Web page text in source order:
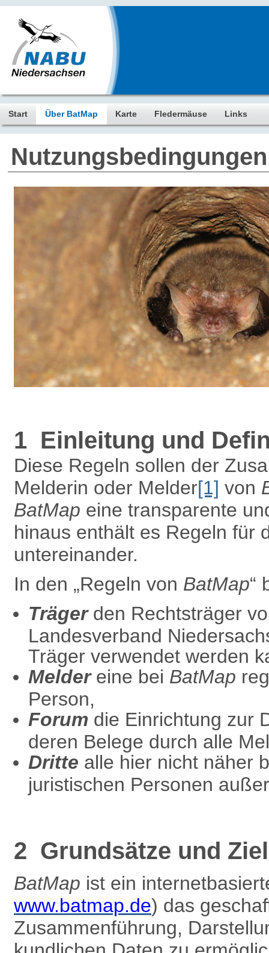
Start Über BatMap Karte Fledermäuse Links
Nutzungsbedingungen
1 Einleitung und
Diese Regeln sollen der
Melderin oder Melder[1] von
BatMap eine transparente
hinaus enthält es Regeln für
untereinander.
In den „Regeln von BatMap“
Trägerden Rechtsträger
Landesverband
Träger verwendet werden
Meldereine bei BatMap
Person,
Forum die Einrichtung zur
deren Belege durch alle
Dritte alle hier nicht näher
juristischen Personen
2 Grundsätze und
BatMap ist ein
www.batmap.de) das
Zusammenführung,